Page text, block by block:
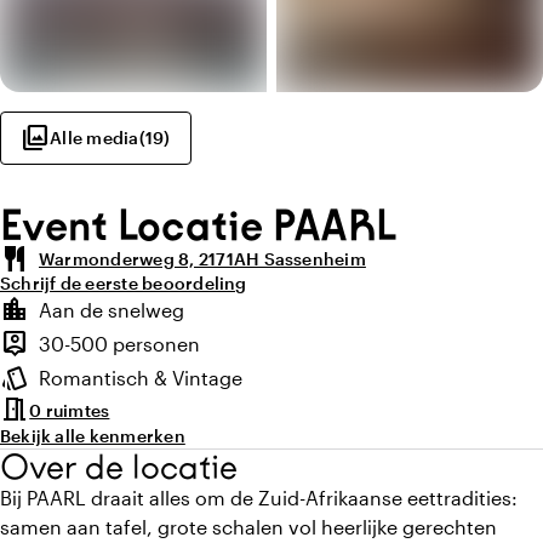
photo_libraryAlle media(19)
Event Locatie PAARL
restaurant
Warmonderweg 8, 2171AH Sassenheim
Schrijf de eerste beoordeling
Highlights
location_city
Locatie en omgeving
Aan de snelweg
person_pin
Capaciteit
30-500 personen
style
Sfeer en uitstraling
Romantisch & Vintage
meeting_room0 ruimtes
Bekijk alle kenmerken
Over de locatie
Bij PAARL draait alles om de Zuid-Afrikaanse eettradities:
samen aan tafel, grote schalen vol heerlijke gerechten